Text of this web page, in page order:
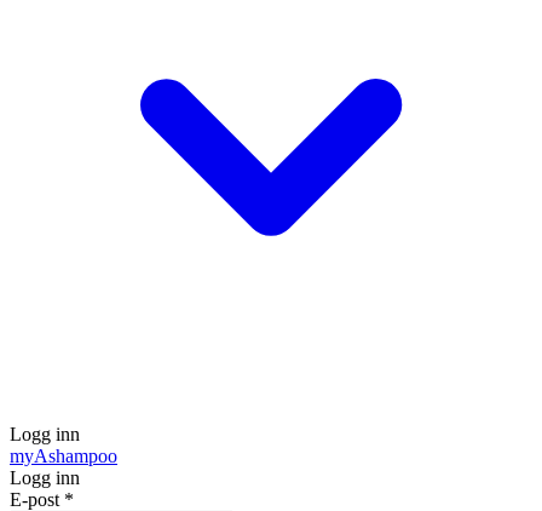
Logg inn
myAshampoo
Logg inn
E-post *